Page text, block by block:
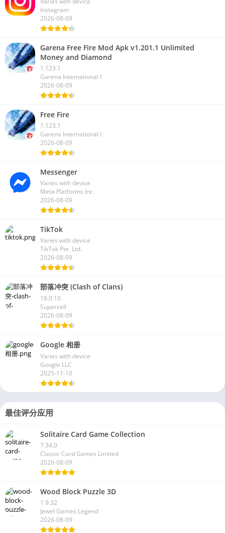
Instagram
2026-08-09
Garena Free Fire Mod Apk v1.201.1 Unlimited
Money and Diamond
1.123.1
Garena International I
2026-08-09
Free Fire
1.123.1
Garena International I
2026-08-09
Messenger
Varies with device
Meta Platforms Inc.
2026-08-09
TikTok
Varies with device
TikTok Pte. Ltd.
2026-08-09
部落冲突 (Clash of Clans)
18.0.10
Supercell
2026-08-09
Google 相册
Varies with device
Google LLC
2025-11-10
最佳评分应用
Solitaire Card Game Collection
7.34.0
Classic Card Games Limited
2026-08-09
Wood Block Puzzle 3D
1.9.32
Jewel Games Legend
2026-08-09